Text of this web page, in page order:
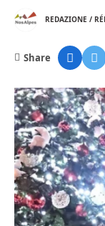
REDAZIONE /
Share